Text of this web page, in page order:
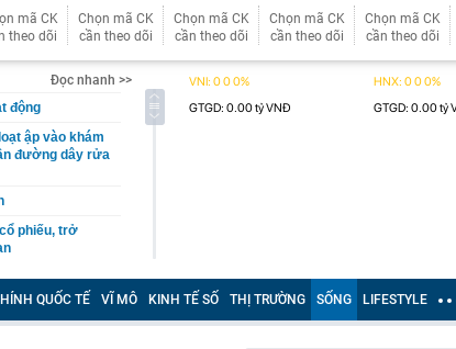
mã CK
theo dõi
Chọn mã CK
cần theo dõi
Chọn mã CK
cần theo dõi
Chọn mã CK
cần theo dõi
Chọn mã CK
cần theo dõi
Đọc nhanh >>
động
ập vào khám
đường dây rửa
phiếu, trở
liêng đẹp
mơ" của dân
QUỐC TẾ VĨ MÔ KINH TẾ SỐ THỊ TRƯỜNG SỐNG LIFESTYLE